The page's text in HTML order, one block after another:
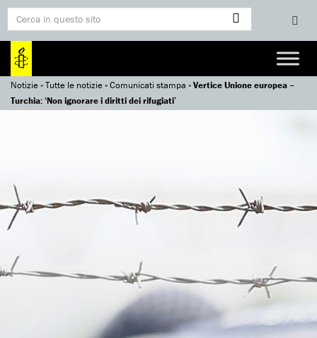
Notizie»Tutte le notizie»Comunicati stampa »Vertice Unione europea –
Turchia: ‘Non ignorare i diritti dei rifugiati’